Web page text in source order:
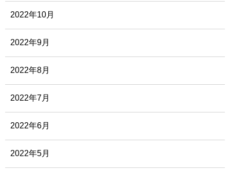
2022年10月
2022年9月
2022年8月
2022年7月
2022年6月
2022年5月